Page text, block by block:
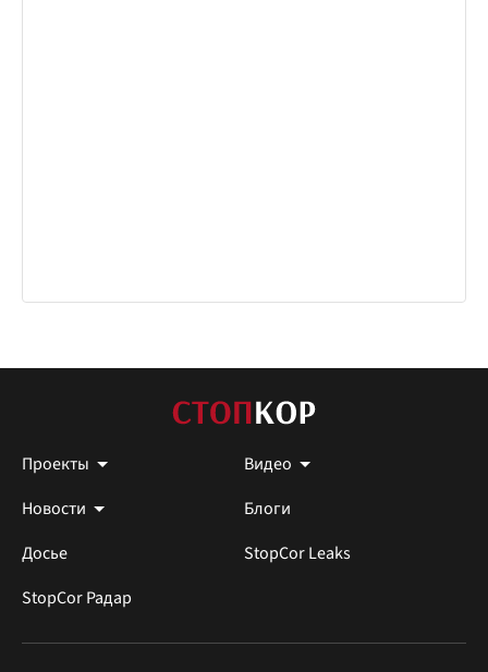
Проекты
Видео
Новости
Блоги
Досье
StopCor Leaks
StopCor Радар